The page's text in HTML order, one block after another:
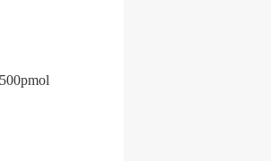
500pmol